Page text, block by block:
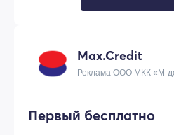
Max.Credit
Реклама ООО МКК «М-
Первый бесплатно